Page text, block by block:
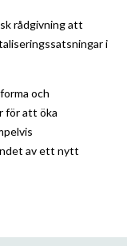
rådgivning att
i
och
för att öka
av ett nytt